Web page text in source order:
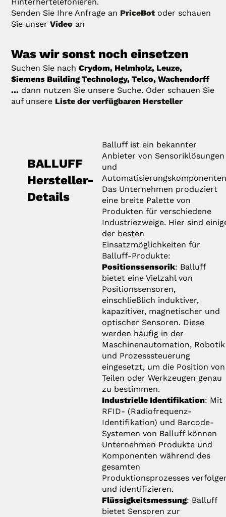
Senden Sie Ihre Anfrage an PriceBot oder schauen
Sie unserVideo an
Was wir sonst noch einsetzen
Suchen Sie nachCrydom, Helmholz, Leuze,
Siemens Building Technology, Telco, Wachendorff
... dann nutzen Sie unsere Suche. Oder schauen Sie
auf unsere Liste der verfügbaren Hersteller
BALLUFF
Hersteller-
Details
Balluff ist ein bekannter
Anbieter von Sensoriklösungen
und
Das Unternehmen produziert
eine breite Palette von
Produkten für verschiedene
Industriezweige. Hier sind
der besten
Einsatzmöglichkeiten für
Balluff-Produkte:
Positionssensorik: Balluff
bietet eine Vielzahl von
Positionssensoren,
einschließlich induktiver,
kapazitiver, magnetischer und
optischer Sensoren. Diese
werden häufig in der
Maschinenautomation, Robotik
und Prozesssteuerung
eingesetzt, um die Position von
Teilen oder Werkzeugen genau
zu bestimmen.
Industrielle Identifikation: Mit
RFID- (Radiofrequenz-
Identifikation) und Barcode-
Systemen von Balluff können
Unternehmen Produkte und
Komponenten während des
gesamten
Produktionsprozesses
und identifizieren.
Flüssigkeitsmessung: Balluff
bietet Sensoren zur